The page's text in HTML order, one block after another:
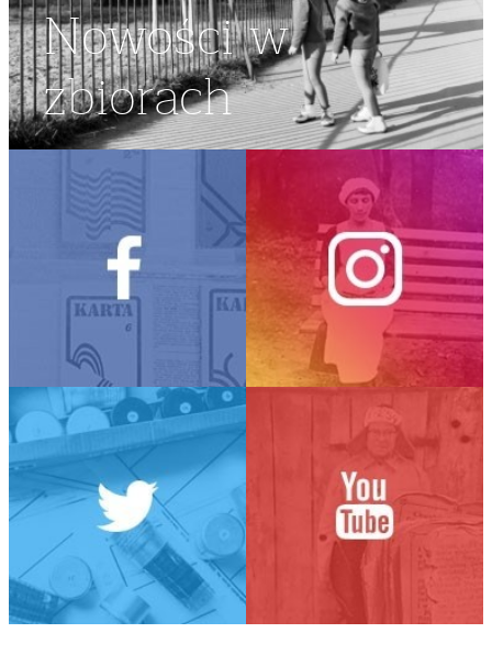
Nowości w
zbiorach